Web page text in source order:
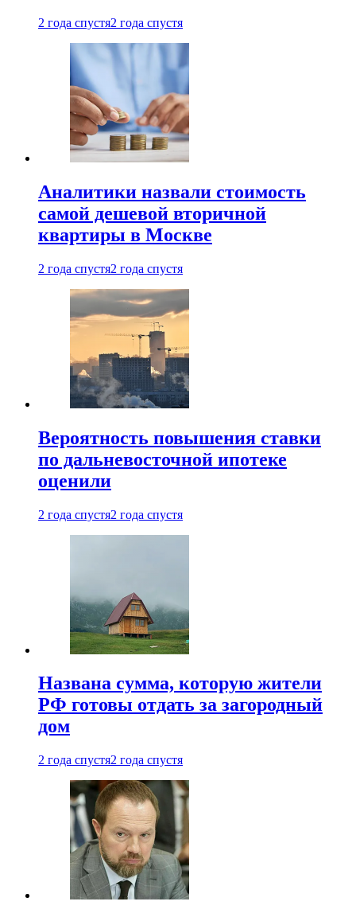
2 года спустя2 года спустя
Аналитики назвали стоимость
самой дешевой вторичной
квартиры в Москве
2 года спустя2 года спустя
Вероятность повышения ставки
по дальневосточной ипотеке
оценили
2 года спустя2 года спустя
Названа сумма, которую жители
РФ готовы отдать за загородный
дом
2 года спустя2 года спустя